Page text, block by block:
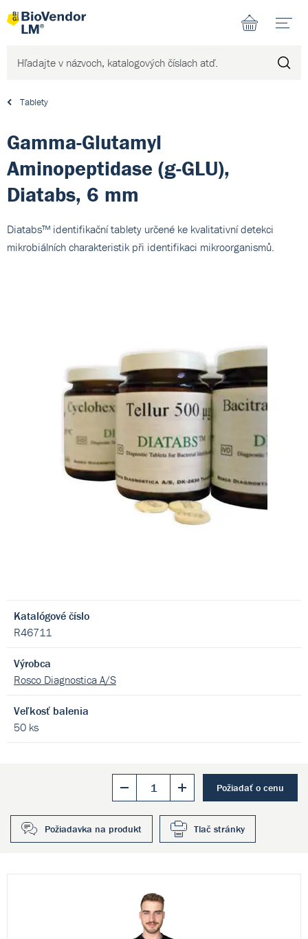
Tablety
Gamma-Glutamyl
Aminopeptidase (g-GLU),
Diatabs, 6 mm
Diatabs™ identifikační tablety určené ke kvalitativní detekci
mikrobiálních charakteristik při identifikaci mikroorganismů.
Katalógové číslo
R46711
Výrobca
Rosco Diagnostica A/S
Veľkosť balenia
50 ks
Požiadať o cenu
Požiadavka na produkt Tlač stránky